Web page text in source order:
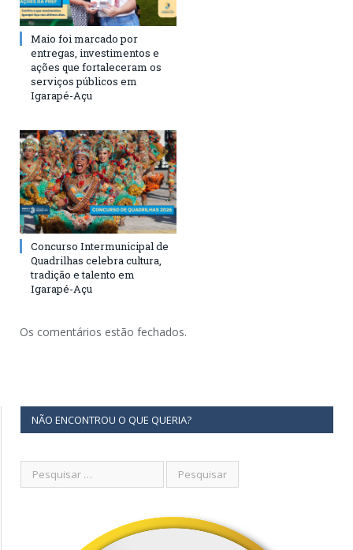
Maio foi marcado por
entregas, investimentos e
ações que fortaleceram os
serviços públicos em
Igarapé-Açu
Concurso Intermunicipal de
Quadrilhas celebra cultura,
tradição e talento em
Igarapé-Açu
Os comentários estão fechados.
NÃO ENCONTROU O QUE QUERIA?